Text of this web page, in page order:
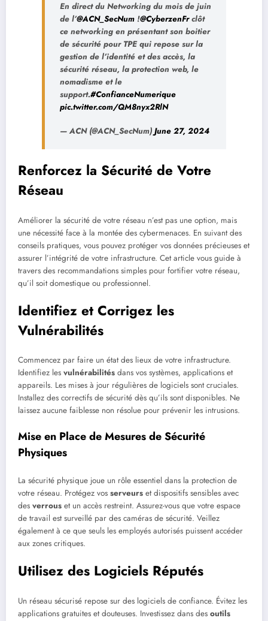
En direct du Networking du mois de juin
de l’@ACN_SecNum !@CyberzenFrclôt
ce networking en présentant son boitier
de sécurité pour TPE qui repose sur la
gestion de l’identité et des accès, la
sécurité réseau, la protection web, le
nomadisme et le
support.#ConfianceNumerique
pic.twitter.com/QM8nyx2RlN
— ACN (@ACN_SecNum) June 27, 2024
Renforcez la Sécurité de Votre
Réseau
Améliorer la sécurité de votre réseau n’est pas une option, mais
une nécessité face à la montée des cybermenaces. En suivant des
conseils pratiques, vous pouvez protéger vos données précieuses et
assurer l’intégrité de votre infrastructure. Cet article vous guide à
travers des recommandations simples pour fortifier votre réseau,
qu’il soit domestique ou professionnel.
Identifiez et Corrigez les
Vulnérabilités
Commencez par faire un état des lieux de votre infrastructure.
Identifiez les vulnérabilités dans vos systèmes, applications et
appareils. Les mises à jour régulières de logiciels sont cruciales.
Installez des correctifs de sécurité dès qu’ils sont disponibles. Ne
laissez aucune faiblesse non résolue pour prévenir les intrusions.
Mise en Place de Mesures de Sécurité
Physiques
La sécurité physique joue un rôle essentiel dans la protection de
votre réseau. Protégez vos serveurs et dispositifs sensibles avec
des verrous et un accès restreint. Assurez-vous que votre espace
de travail est surveillé par des caméras de sécurité. Veillez
également à ce que seuls les employés autorisés puissent accéder
aux zones critiques.
Utilisez des Logiciels Réputés
Un réseau sécurisé repose sur des logiciels de confiance. Évitez les
applications gratuites et douteuses. Investissez dans des outils